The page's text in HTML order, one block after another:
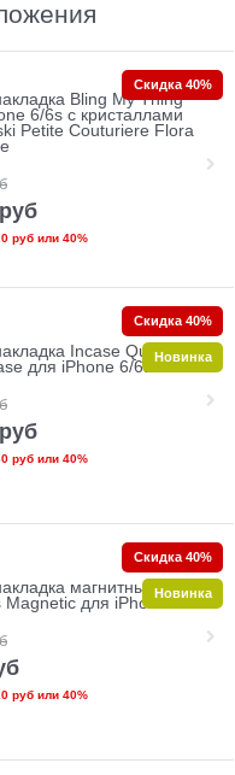
Bling My Thing
6/6s с кристаллами
Petite Couturiere Flora
руб
рубили 40%
Скидка 40%
Incase Quick
для iPhone 6/6s
руб
рубили 40%
Скидка 40%
Новинка
магнитный iHave
Magnetic для iPhone 6/6S
рубили 40%
Скидка 40%
Новинка